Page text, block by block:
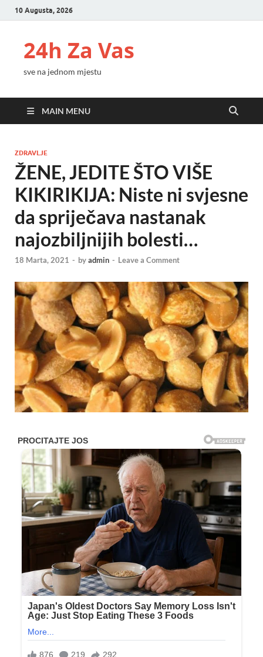
10 Augusta, 2026
24h Za Vas
sve na jednom mjestu
MAIN MENU
ZDRAVLJE
ŽENE, JEDITE ŠTO VIŠE
KIKIRIKIJA: Niste ni svjesne
da spriječava nastanak
najozbiljnijih bolesti…
18 Marta, 2021 - byadmin - Leave a Comment